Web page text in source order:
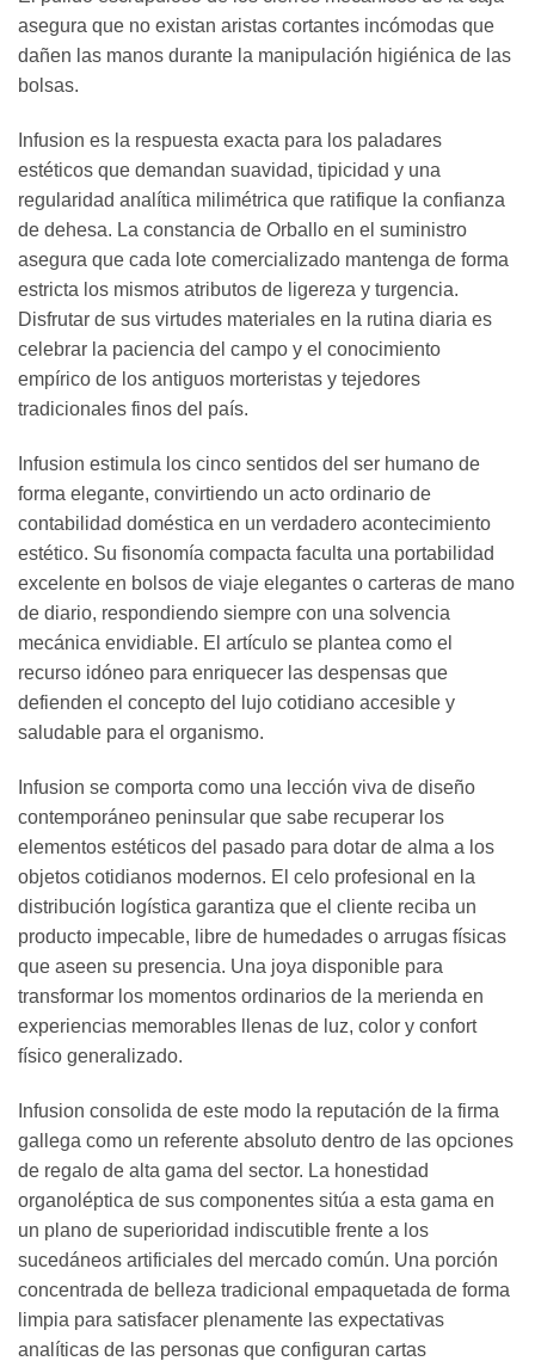
asegura que no existan aristas cortantes incómodas que
dañen las manos durante la manipulación higiénica de las
bolsas.
Infusion es la respuesta exacta para los paladares
estéticos que demandan suavidad, tipicidad y una
regularidad analítica milimétrica que ratifique la confianza
de dehesa. La constancia de Orballo en el suministro
asegura que cada lote comercializado mantenga de forma
estricta los mismos atributos de ligereza y turgencia.
Disfrutar de sus virtudes materiales en la rutina diaria es
celebrar la paciencia del campo y el conocimiento
empírico de los antiguos morteristas y tejedores
tradicionales finos del país.
Infusion estimula los cinco sentidos del ser humano de
forma elegante, convirtiendo un acto ordinario de
contabilidad doméstica en un verdadero acontecimiento
estético. Su fisonomía compacta faculta una portabilidad
excelente en bolsos de viaje elegantes o carteras de mano
de diario, respondiendo siempre con una solvencia
mecánica envidiable. El artículo se plantea como el
recurso idóneo para enriquecer las despensas que
defienden el concepto del lujo cotidiano accesible y
saludable para el organismo.
Infusion se comporta como una lección viva de diseño
contemporáneo peninsular que sabe recuperar los
elementos estéticos del pasado para dotar de alma a los
objetos cotidianos modernos. El celo profesional en la
distribución logística garantiza que el cliente reciba un
producto impecable, libre de humedades o arrugas físicas
que aseen su presencia. Una joya disponible para
transformar los momentos ordinarios de la merienda en
experiencias memorables llenas de luz, color y confort
físico generalizado.
Infusion consolida de este modo la reputación de la firma
gallega como un referente absoluto dentro de las opciones
de regalo de alta gama del sector. La honestidad
organoléptica de sus componentes sitúa a esta gama en
un plano de superioridad indiscutible frente a los
sucedáneos artificiales del mercado común. Una porción
concentrada de belleza tradicional empaquetada de forma
limpia para satisfacer plenamente las expectativas
analíticas de las personas que configuran cartas